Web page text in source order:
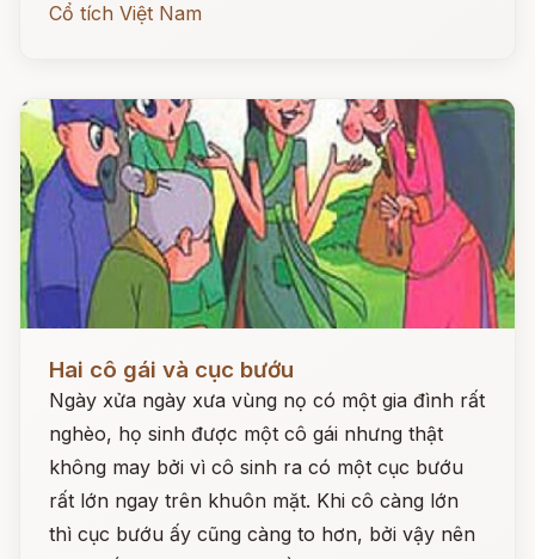
Cổ tích Việt Nam
Hai cô gái và cục bướu
Ngày xửa ngày xưa vùng nọ có một gia đình rất
nghèo, họ sinh được một cô gái nhưng thật
không may bởi vì cô sinh ra có một cục bướu
rất lớn ngay trên khuôn mặt. Khi cô càng lớn
thì cục bướu ấy cũng càng to hơn, bởi vậy nên